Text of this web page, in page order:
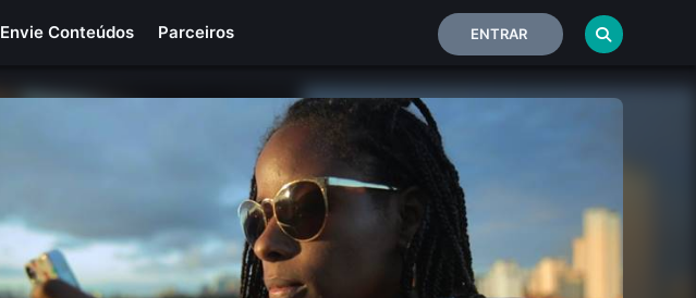
Envie Conteúdos Parceiros ENTRAR